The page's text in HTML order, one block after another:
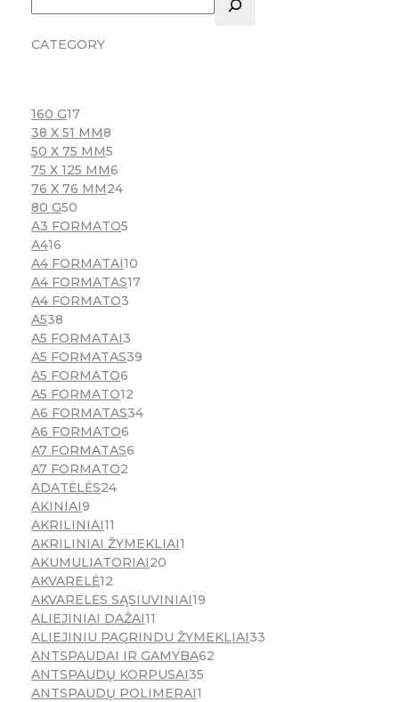
CATEGORY
160 G17
38 X 51 MM8
50 X 75 MM5
75 X 125 MM6
76 X 76 MM24
80 G50
A3 FORMATO5
A416
A4 FORMATAI10
A4 FORMATAS17
A4 FORMATO3
A538
A5 FORMATAI3
A5 FORMATAS39
A5 FORMATO6
A5 FORMATO12
A6 FORMATAS34
A6 FORMATO6
A7 FORMATAS6
A7 FORMATO2
ADATĖLĖS24
AKINIAI9
AKRILINIAI11
AKRILINIAI ŽYMEKLIAI1
AKUMULIATORIAI20
AKVARELĖ12
AKVARELĖS SĄSIUVINIAI19
ALIEJINIAI DAŽAI11
ALIEJINIU PAGRINDU ŽYMEKLIAI33
ANTSPAUDAI IR GAMYBA62
ANTSPAUDŲ KORPUSAI35
ANTSPAUDŲ POLIMERAI1